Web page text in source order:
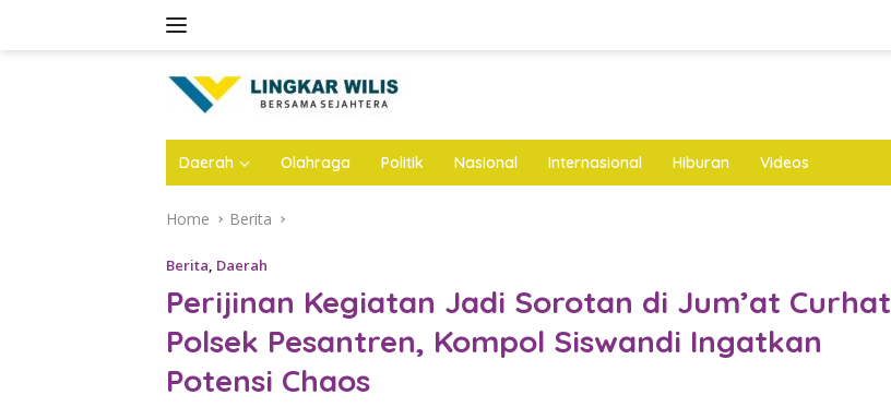
Daerah Olahraga Politik Nasional Internasional Hiburan Videos
Home Berita
Berita, Daerah
Perijinan Kegiatan Jadi Sorotan di Jum’at Curhat
Polsek Pesantren, Kompol Siswandi Ingatkan
Potensi Chaos